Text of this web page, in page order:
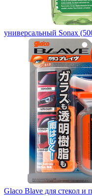
универсальный Sonax
Glaco Blave для стекол и